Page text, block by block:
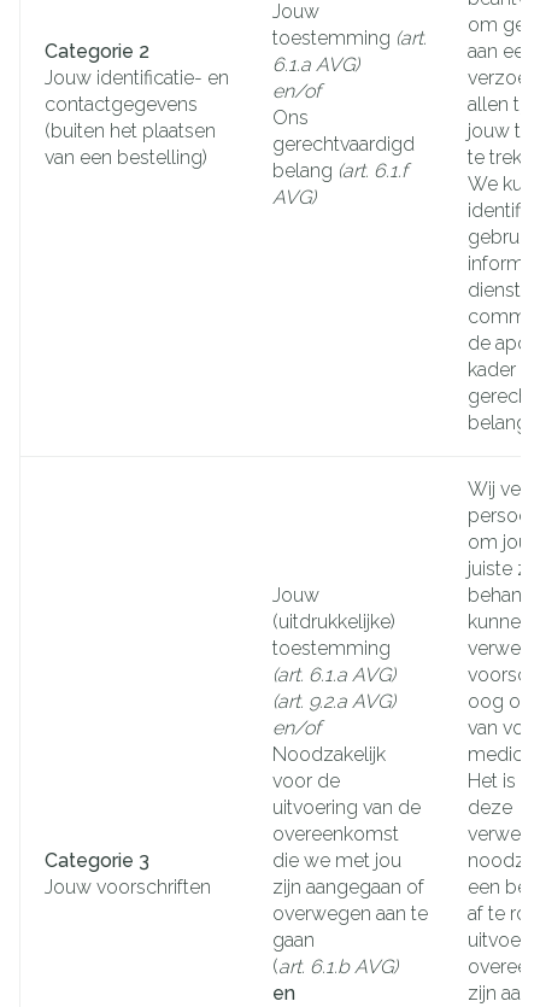
Categorie 2
Jouw identificatie- en
contactgegevens
(buiten het plaatsen
van een bestelling)
Jouw
toestemming (art.
6.1.a AVG)
en/of
Ons
gerechtvaardigd
belang (art. 6.1.f
AVG)
om
aan
allen
jouw
te
We
de
kader
belang.
Categorie 3
Jouw voorschriften
Jouw
(uitdrukkelijke)
toestemming
(art. 6.1.a AVG)
(art. 9.2.a AVG)
en/of
Noodzakelijk
voor de
uitvoering van de
overeenkomst
die we met jou
zijn aangegaan of
overwegen aan te
gaan
(art. 6.1.b AVG)
en
Wij
om jou
juiste
kunnen
oog op
van
Het is
deze
een
af te
zijn